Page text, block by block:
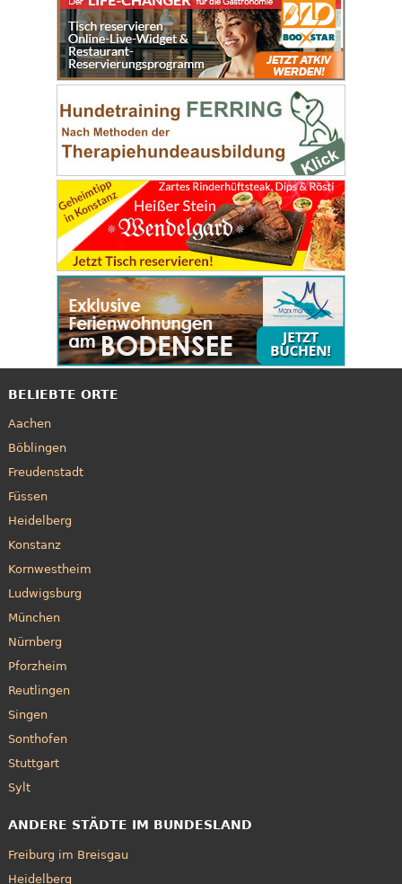
BELIEBTE ORTE
Aachen
Böblingen
Freudenstadt
Füssen
Heidelberg
Konstanz
Kornwestheim
Ludwigsburg
München
Nürnberg
Pforzheim
Reutlingen
Singen
Sonthofen
Stuttgart
Sylt
ANDERE STÄDTE IM BUNDESLAND
Freiburg im Breisgau
Heidelberg